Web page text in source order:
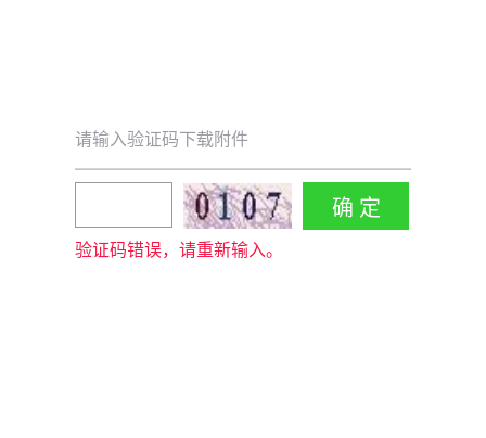
请输入验证码下载附件
验证码错误，请重新输入。